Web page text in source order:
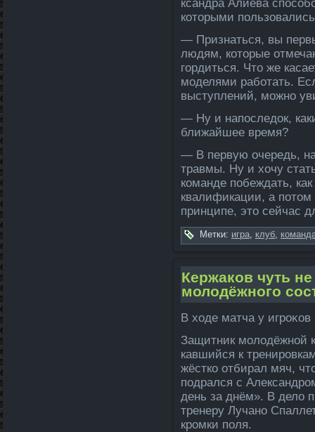
ксандра Алиева
которыми
— Признаться, вы
людям, которые
гордиться. Что же
моделями работать.
выступле­ний, можно
— Ну и напосле­док,
ближайшее время?
— В первую очередь,
травмы. Ну и хочу
команде побежда­ть,
квалификации, а
принципе, это сейчас
Метки: игра, клуб,
Кержаков чуть
молодёжного
В ходе матча у
Защитник молодёжной
кавшийся к
жёстко отбирал мяч,
подрался с
день за днём». В дело
тренеру Лучано
кромки поля.